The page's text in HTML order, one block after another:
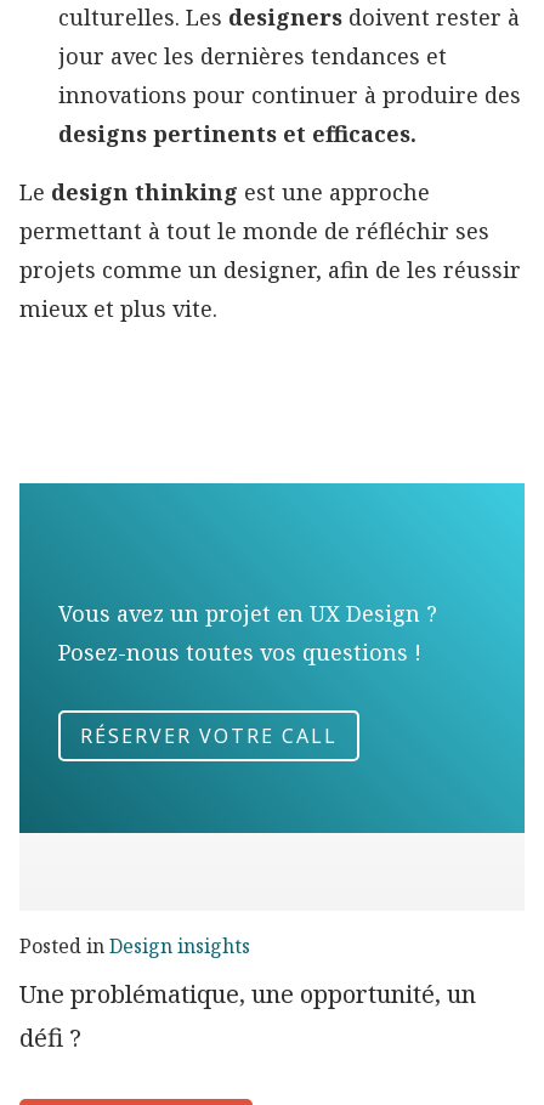
culturelles. Les designers doivent rester à
jour avec les dernières tendances et
innovations pour continuer à produire des
designs pertinents et efficaces.
Le design thinking est une approche
permettant à tout le monde de réfléchir ses
projets comme un designer, afin de les réussir
mieux et plus vite.
Vous avez un projet en UX Design ?
Posez-nous toutes vos questions !
RÉSERVER VOTRE CALL
Posted inDesign insights
Une problématique, une opportunité, un
défi ?